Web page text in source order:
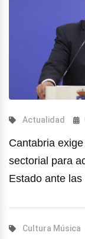
Actualidad
Cantabria
sectorial para
Estado ante
Cultura Música